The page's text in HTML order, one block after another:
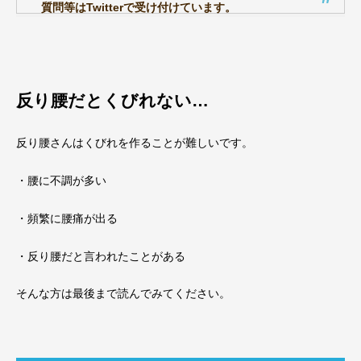
質問等はTwitterで受け付けています。
反り腰だとくびれない…
反り腰さんはくびれを作ることが難しいです。
・腰に不調が多い
・頻繁に腰痛が出る
・反り腰だと言われたことがある
そんな方は最後まで読んでみてください。